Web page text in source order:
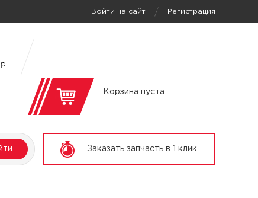
Войти на сайт / Регистрация
Корзина пуста
Заказать запчасть в 1 клик